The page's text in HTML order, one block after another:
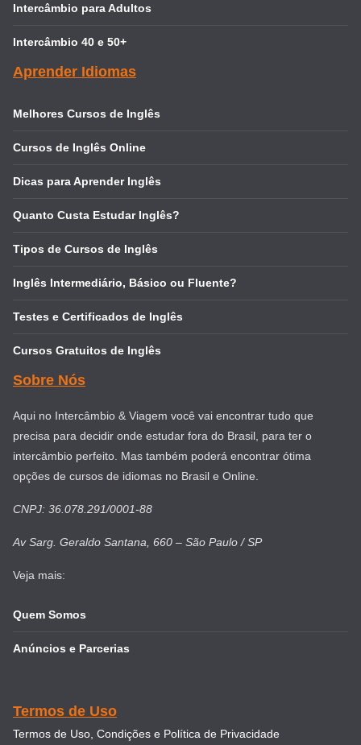
Intercâmbio para Adultos
Intercâmbio 40 e 50+
Aprender Idiomas
Melhores Cursos de Inglês
Cursos de Inglês Online
Dicas para Aprender Inglês
Quanto Custa Estudar Inglês?
Tipos de Cursos de Inglês
Inglês Intermediário, Básico ou Fluente?
Testes e Certificados de Inglês
Cursos Gratuitos de Inglês
Sobre Nós
Aqui no Intercâmbio & Viagem você vai encontrar tudo que
precisa para decidir onde estudar fora do Brasil, para ter o
intercâmbio perfeito. Mas também poderá encontrar ótima
opções de cursos de idiomas no Brasil e Online.
CNPJ: 36.078.291/0001-88
Av Sarg. Geraldo Santana, 660 – São Paulo / SP
Veja mais:
Quem Somos
Anúncios e Parcerias
Termos de Uso
Termos de Uso, Condições e Política de Privacidade